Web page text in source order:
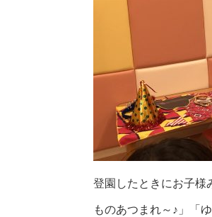
登園したときにお子
ものあつまれ～♪」「